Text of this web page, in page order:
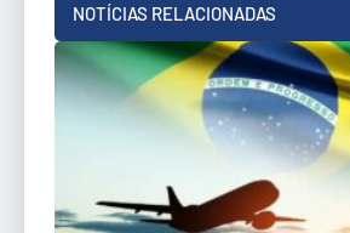
NOTÍCIAS RELACIONADAS